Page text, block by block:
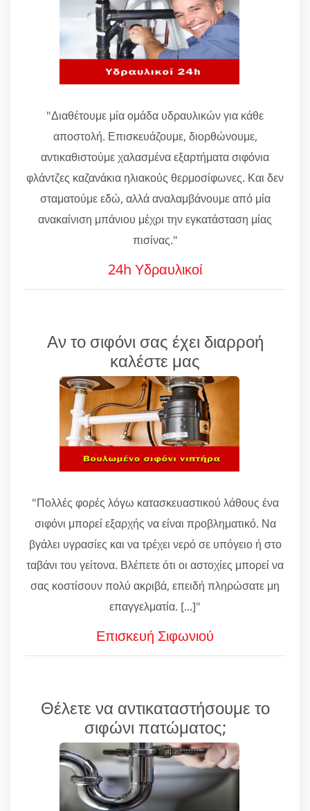
"Διαθέτουμε μία ομάδα υδραυλικών για κάθε
αποστολή. Επισκευάζουμε, διορθώνουμε,
αντικαθιστούμε χαλασμένα εξαρτήματα σιφόνια
φλάντζες καζανάκια ηλιακούς θερμοσίφωνες. Και δεν
σταματούμε εδώ, αλλά αναλαμβάνουμε από μία
ανακαίνιση μπάνιου μέχρι την εγκατάσταση μίας
πισίνας."
24h Υδραυλικοί
Αν το σιφόνι σας έχει διαρροή
καλέστε μας
"Πολλές φορές λόγω κατασκευαστικού λάθους ένα
σιφόνι μπορεί εξαρχής να είναι προβληματικό. Να
βγάλει υγρασίες και να τρέχει νερό σε υπόγειο ή στο
ταβάνι του γείτονα. Βλέπετε ότι οι αστοχίες μπορεί να
σας κοστίσουν πολύ ακριβά, επειδή πληρώσατε μη
επαγγελματία. [...]"
Επισκευή Σιφωνιού
Θέλετε να αντικαταστήσουμε το
σιφώνι πατώματος;